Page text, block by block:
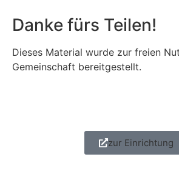
Danke fürs Teilen!
Dieses Material wurde zur freien
Gemeinschaft bereitgestellt.
zur Einrichtung